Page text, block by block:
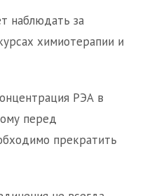
наблюдать за
химиотерапии и
РЭА в
перед
прекратить